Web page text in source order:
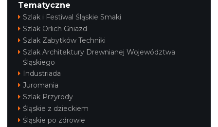
Tematyczne
Szlak i Festiwal Śląskie Smaki
Szlak Orlich Gniazd
Szlak Zabytków Techniki
Szlak Architektury Drewnianej Województwa
Śląskiego
Industriada
Juromania
Szlak Przyrody
Śląskie z dzieckiem
Śląskie po zdrowie